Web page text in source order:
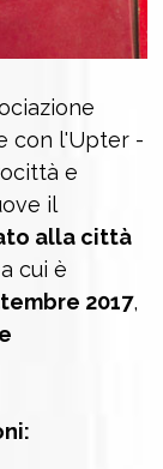
con l'Upter -
e
il
alla città
cui è
2017,